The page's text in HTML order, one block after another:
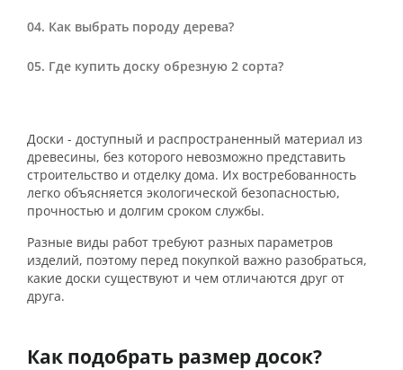
Как выбрать породу дерева?
Где купить доску обрезную 2 сорта?
Доски - доступный и распространенный материал из
древесины, без которого невозможно представить
строительство и отделку дома. Их востребованность
легко объясняется экологической безопасностью,
прочностью и долгим сроком службы.
Разные виды работ требуют разных параметров
изделий, поэтому перед покупкой важно разобраться,
какие доски существуют и чем отличаются друг от
друга.
Как подобрать размер досок?